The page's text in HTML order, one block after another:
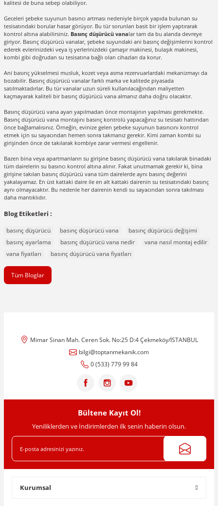
kalitesi de buna sebep olabiliyor.
Geceleri şebeke suyunun basıncı artması nedeniyle birçok yapıda bulunan su
tesisatındaki borular hasar görüyor. Bu tür sorunları basit bir işlem yaptırarak
kontrol altına alabilirsiniz. Basınç düşürücü vanalar tam da bu alanda devreye
giriyor. Basınç düşürücü vanalar, şebeke suyundaki ani basınç değişimlerini kontrol
ederek evlerinizdeki veya iş yerlerinizdeki çamaşır makinesi, bulaşık makinesi,
kombi gibi doğrudan su tesisatına bağlı olan cihazları da korur.
Ani basınç yükselmesi musluk, kozet veya asma rezervuarlardaki mekanizmayı da
bozabilir. Basınç düşürücü vanalar farklı marka ve kalitede piyasada
satılmaktadırlar. Bu tür vanalar uzun süreli kullanılacağından maliyetten
kaçmayarak kaliteli bir basınç düşürücü vana almanız daha doğru olacaktır.
Basınç düşürücü vana ayarı yapılmadan önce montajının yapılması gerekmekte.
Basınç düşürücü vana montajını basınç kontrolü yapacağınız su tesisatı hattından
önce bağlamalısınız. Örneğin, evinize gelen şebeke suyunun basıncını kontrol
etmek için su sayacından hemen sonra takmanız gerekir. Kimi zaman kombi su
girişinden önce de takılarak kombiye zarar vermesi engellenir.
Bazen bina veya apartmanların su girişine basınç düşürücü vana takılarak binadaki
tüm dairelerin su basıncı kontrol altına alınır. Fakat unutmamak gerekir ki, bina
girişine takılan basınç düşürücü vana tüm dairelerde aynı basınç değerini
yakalayamaz. En üst kattaki daire ile en alt kattaki dairenin su tesisatındaki basınç
aynı olmayacaktır. Bu nedenle her dairenin kendi su sayacından sonra takılması
daha mantıklıdır.
Blog Etiketleri :
basınç düşürücü basınç düşürücü vana
basınç düşürücü değişimi
basınç ayarlama
basınç düşürücü vana nedir
vana nasıl montaj edilir
vana fiyatları
basınç düşürücü vana fiyatları
Tüm Bloglar
Mimar Sinan Mah. Ceren Sok. No:25 D:4 Çekmeköy/İSTANBUL
bilgi@toptanmekanik.com
0 (533) 779 99 84
Bültene Kayıt Ol!
Yeniliklerden ve İndirimlerden ilk senin haberin olsun.
Kurumsal